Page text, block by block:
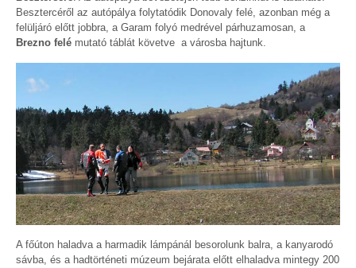
Besztercéről az autópálya folytatódik Donovaly felé, azonban még a
felüljáró előtt jobbra, a Garam folyó medrével párhuzamosan, a
Brezno felé mutató táblát követve a városba hajtunk.
A főúton haladva a harmadik lámpánál besorolunk balra, a kanyarodó
sávba, és a hadtörténeti múzeum bejárata előtt elhaladva mintegy 200